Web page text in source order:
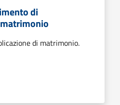
di
di matrimonio.